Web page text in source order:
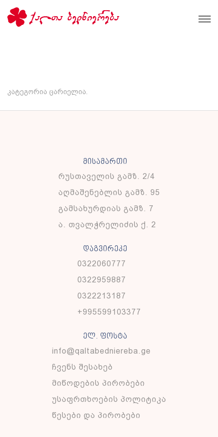
კატეგორია ცარიელია.
მისამართი
რუსთაველის გამზ. 2/4
აღმაშენებლის გამზ. 95
გამსახურდიას გამზ. 7
ა. თვალჭრელიძის ქ. 2
დაგვირეკე
0322060777
0322959887
0322213187
+995599103377
ელ. ფოსტა
info@qaltabedniereba.ge
ჩვენს შესახებ
მიწოდების პირობები
უსაფრთხოების პოლიტიკა
წესები და პირობები